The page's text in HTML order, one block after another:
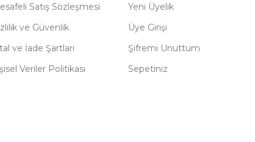
Satış Sözleşmesi
ve Güvenlik
ve İade Şartları
Veriler Politikası
Yeni Üyelik
Üye Girişi
Şifremi Unuttum
Sepetiniz